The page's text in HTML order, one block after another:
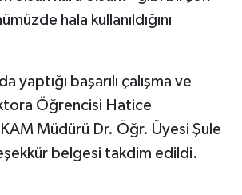
hala kullanıldığını
yaptığı başarılı çalışma ve
Öğrencisi Hatice
Müdürü Dr. Öğr. Üyesi Şule
belgesi takdim edildi.